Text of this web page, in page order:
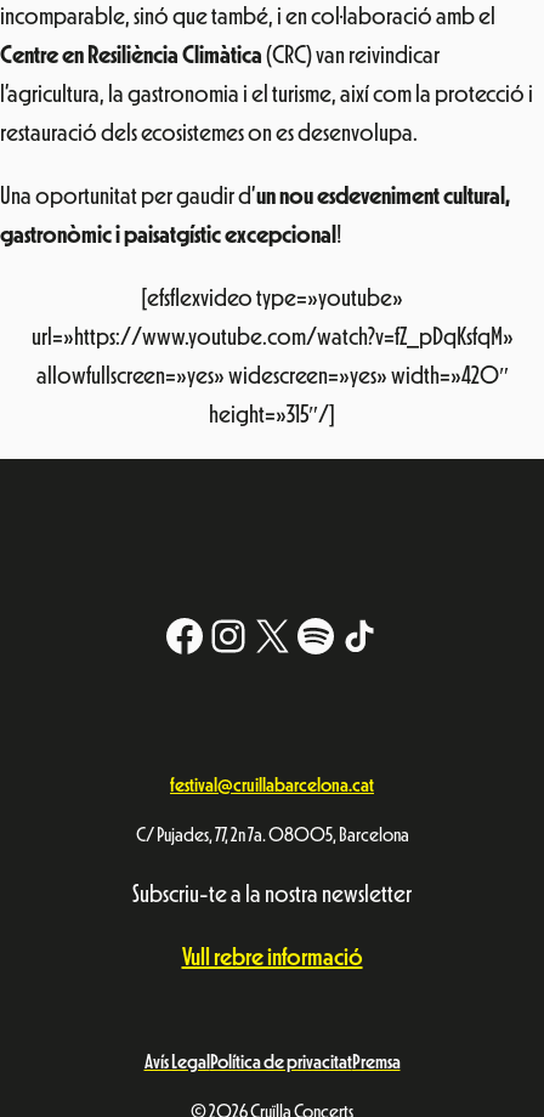
incomparable, sinó que també, i en col·laboració amb el
Centre en Resiliència Climàtica (CRC) van reivindicar
l’agricultura, la gastronomia i el turisme, així com la protecció i
restauració dels ecosistemes on es desenvolupa.
Una oportunitat per gaudir d’un nou esdeveniment cultural,
gastronòmic i paisatgístic excepcional !
[efsflexvideo type=»youtube»
url=»https://www.youtube.com/watch?v=fZ_pDqKsfqM»
allowfullscreen=»yes» widescreen=»yes» width=»420″
height=»315″/]
Facebook
Instagram
X # TikTok
festival@cruillabarcelona.cat
C/ Pujades, 77, 2n 7a. 08005, Barcelona
Subscriu-te a la nostra newsletter
Vull rebre informació
Avís Legal Política de privacitatPremsa
© 2026 Cruïlla Concerts